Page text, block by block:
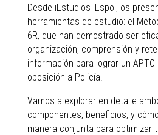
Desde iEstudios iEspol, os
herramientas de estudio: el
6R, que han demostrado ser
organización, comprensión y
información para lograr un
oposición a Policía.
Vamos a explorar en detalle
componentes, beneficios, y
manera conjunta para optimizar